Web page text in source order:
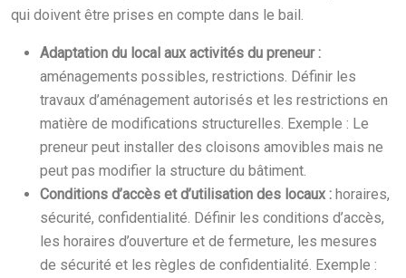
qui doivent être prises en compte dans le bail.
Adaptation du local aux activités du preneur :
aménagements possibles, restrictions. Définir les
travaux d’aménagement autorisés et les restrictions en
matière de modifications structurelles. Exemple : Le
preneur peut installer des cloisons amovibles mais ne
peut pas modifier la structure du bâtiment.
Conditions d’accès et d’utilisation des locaux : horaires,
sécurité, confidentialité. Définir les conditions d’accès,
les horaires d’ouverture et de fermeture, les mesures
de sécurité et les règles de confidentialité. Exemple :